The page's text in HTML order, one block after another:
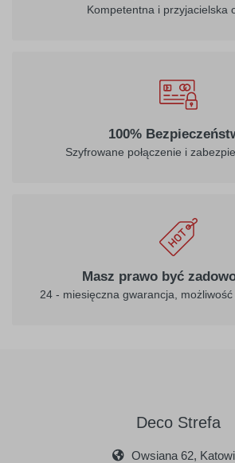
Kompetentna i przyjacielska
100%
Szyfrowane połączenie i
Masz prawo być
24 - miesięczna gwarancja,
Deco Strefa
Owsiana 62,